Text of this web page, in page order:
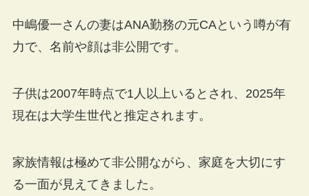
中嶋優一さんの妻はANA勤務の元CAという噂が有
力で、名前や顔は非公開です。
子供は2007年時点で1人以上いるとされ、2025年
現在は大学生世代と推定されます。
家族情報は極めて非公開ながら、家庭を大切にす
る一面が見えてきました。